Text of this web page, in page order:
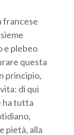
francese
e plebeo
questa
principio,
di qui
ha tutta
pietà, alla